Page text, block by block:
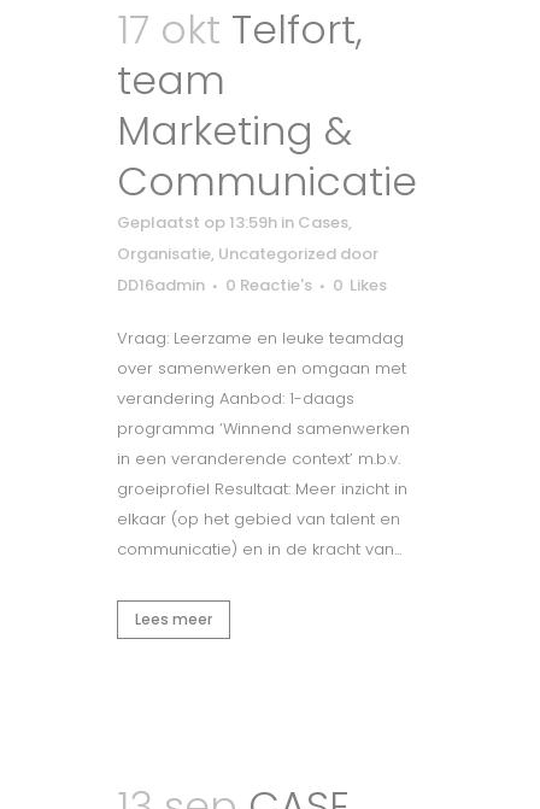
17 okt Telfort,
team
Marketing &
Communicatie
Geplaatst op 13:59h in Cases,
Organisatie, Uncategorized door
DD16admin
0 Reactie's 0 Likes
Vraag: Leerzame en leuke teamdag
over samenwerken en omgaan met
verandering Aanbod: 1-daags
programma ‘Winnend samenwerken
in een veranderende context’ m.b.v.
groeiprofiel Resultaat: Meer inzicht in
elkaar (op het gebied van talent en
communicatie) en in de kracht van...
Lees meer